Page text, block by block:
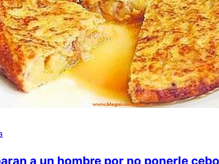
a un hombre por no ponerle